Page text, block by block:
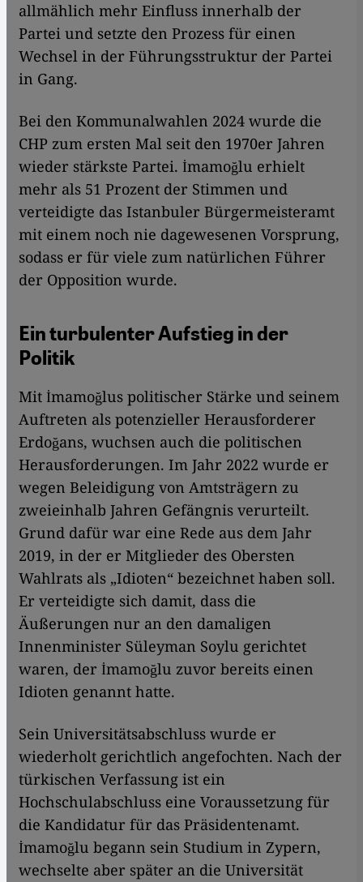
allmählich mehr Einfluss innerhalb der
Partei und setzte den Prozess für einen
Wechsel in der Führungsstruktur der Partei
in Gang.
Bei den Kommunalwahlen 2024 wurde die
CHP zum ersten Mal seit den 1970er Jahren
wieder stärkste Partei. İmamoğlu erhielt
mehr als 51 Prozent der Stimmen und
verteidigte das Istanbuler Bürgermeisteramt
mit einem noch nie dagewesenen Vorsprung,
sodass er für viele zum natürlichen Führer
der Opposition wurde.
Ein turbulenter Aufstieg in der
Politik
Mit İmamoğlus politischer Stärke und seinem
Auftreten als potenzieller Herausforderer
Erdoğans, wuchsen auch die politischen
Herausforderungen. Im Jahr 2022 wurde er
wegen Beleidigung von Amtsträgern zu
zweieinhalb Jahren Gefängnis verurteilt.
Grund dafür war eine Rede aus dem Jahr
2019, in der er Mitglieder des Obersten
Wahlrats als „Idioten“ bezeichnet haben soll.
Er verteidigte sich damit, dass die
Äußerungen nur an den damaligen
Innenminister Süleyman Soylu gerichtet
waren, der İmamoğlu zuvor bereits einen
Idioten genannt hatte.
Sein Universitätsabschluss wurde er
wiederholt gerichtlich angefochten. Nach der
türkischen Verfassung ist ein
Hochschulabschluss eine Voraussetzung für
die Kandidatur für das Präsidentenamt.
İmamoğlu begann sein Studium in Zypern,
wechselte aber später an die Universität